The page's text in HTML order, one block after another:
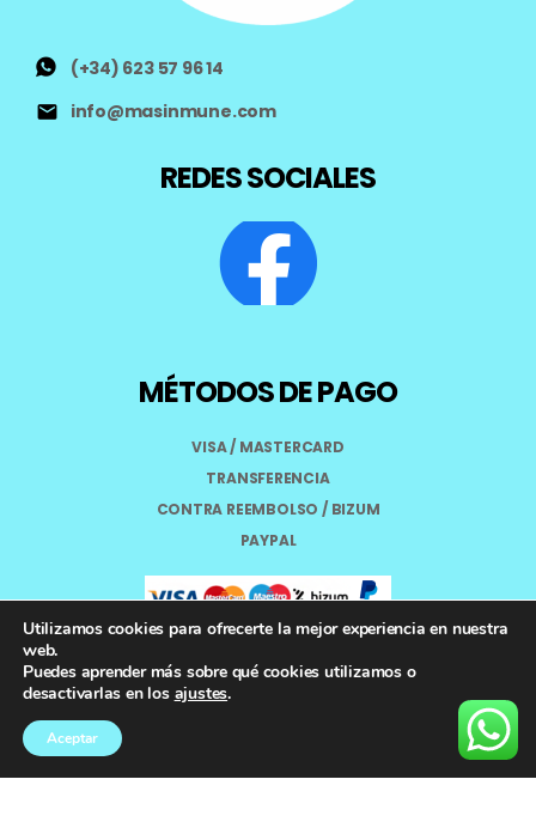
(+34) 623 57 96 14
info@masinmune.com
REDES SOCIALES
MÉTODOS DE PAGO
VISA / MASTERCARD
TRANSFERENCIA
CONTRA REEMBOLSO / BIZUM
PAYPAL
Aviso Legal
Política de Privacidad
Utilizamos cookies para ofrecerte la mejor experiencia en nuestra
web.
Puedes aprender más sobre qué cookies utilizamos o
desactivarlas en los ajustes.
Aceptar